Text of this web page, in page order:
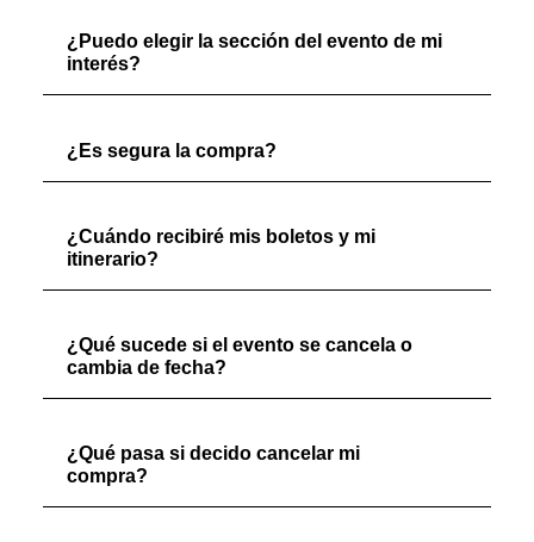
¿Puedo elegir la sección del evento de mi
interés?
¿Es segura la compra?
¿Cuándo recibiré mis boletos y mi
itinerario?
¿Qué sucede si el evento se cancela o
cambia de fecha?
¿Qué pasa si decido cancelar mi
compra?